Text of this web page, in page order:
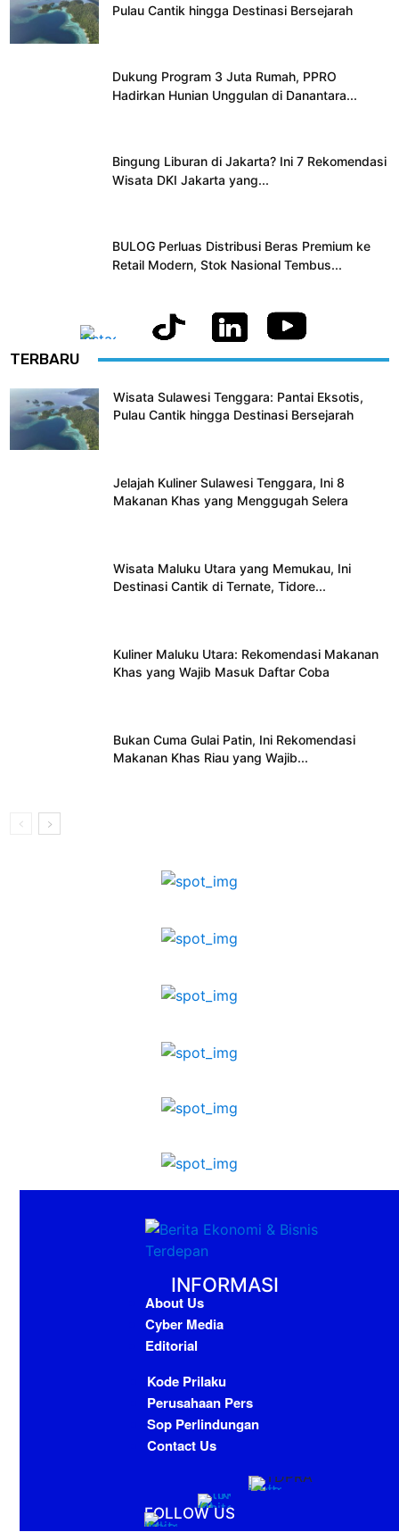
Pulau Cantik hingga Destinasi Bersejarah
Dukung Program 3 Juta Rumah, PPRO
Hadirkan Hunian Unggulan di Danantara...
Bingung Liburan di Jakarta? Ini 7 Rekomendasi
Wisata DKI Jakarta yang...
BULOG Perluas Distribusi Beras Premium ke
Retail Modern, Stok Nasional Tembus...
TERBARU
Wisata Sulawesi Tenggara: Pantai Eksotis,
Pulau Cantik hingga Destinasi Bersejarah
Jelajah Kuliner Sulawesi Tenggara, Ini 8
Makanan Khas yang Menggugah Selera
Wisata Maluku Utara yang Memukau, Ini
Destinasi Cantik di Ternate, Tidore...
Kuliner Maluku Utara: Rekomendasi Makanan
Khas yang Wajib Masuk Daftar Coba
Bukan Cuma Gulai Patin, Ini Rekomendasi
Makanan Khas Riau yang Wajib...
INFORMASI
About Us
Cyber Media
Editorial
Kode Prilaku
Perusahaan Pers
Sop Perlindungan
Contact Us
FOLLOW US